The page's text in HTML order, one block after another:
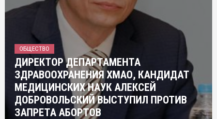
ОБЩЕСТВО
ДИРЕКТОР ДЕПАРТАМЕНТА
ЗДРАВООХРАНЕНИЯ ХМАО, КАНДИДАТ
МЕДИЦИНСКИХ НАУК АЛЕКСЕЙ
ДОБРОВОЛЬСКИЙ ВЫСТУПИЛ ПРОТИВ
ЗАПРЕТА АБОРТОВ